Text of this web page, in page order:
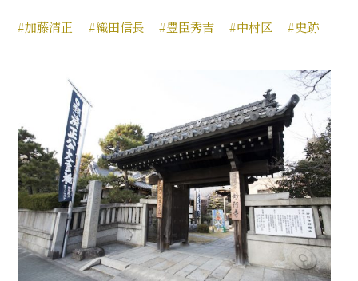
#加藤清正 #織田信長 #豊臣秀吉 #中村区 #史跡